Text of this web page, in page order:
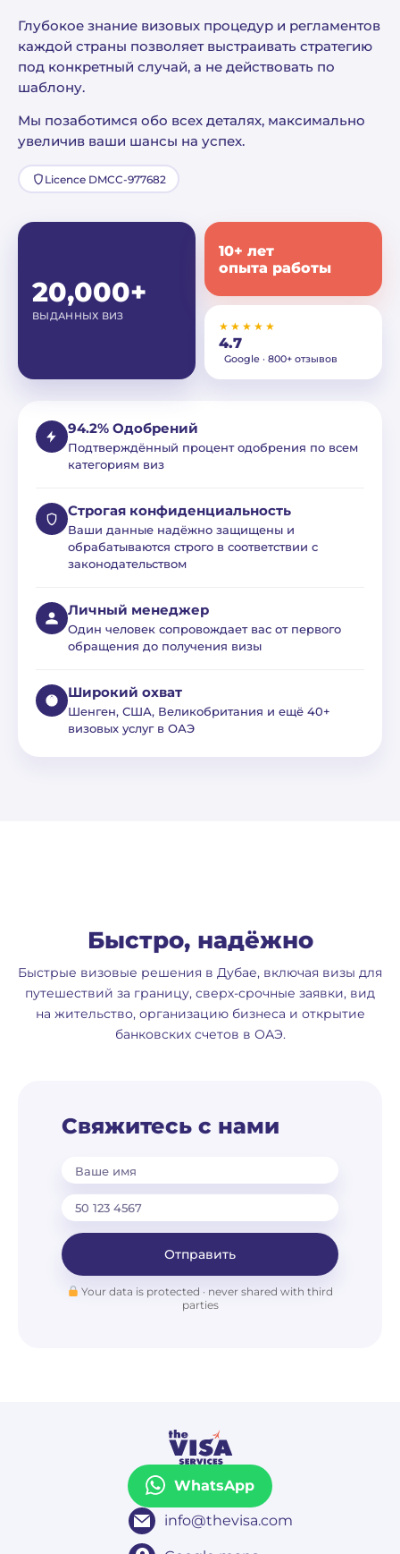
Глубокое знание визовых процедур и регламентов
каждой страны позволяет выстраивать стратегию
под конкретный случай, а не действовать по
шаблону.
Мы позаботимся обо всех деталях, максимально
увеличив ваши шансы на успех.
Licence DMCC-977682
20,000+
ВЫДАННЫХ ВИЗ
10+ лет
опыта работы
★★★★★
4.7
Google · 800+ отзывов
94.2% Одобрений
Подтверждённый процент одобрения по всем
категориям виз
Строгая конфиденциальность
Ваши данные надёжно защищены и
обрабатываются строго в соответствии с
законодательством
Личный менеджер
Один человек сопровождает вас от первого
обращения до получения визы
Широкий охват
Шенген, США, Великобритания и ещё 40+
визовых услуг в ОАЭ
Быстро, надёжно
Быстрые визовые решения в Дубае, включая визы для
путешествий за границу, сверх-срочные заявки, вид
на жительство, организацию бизнеса и открытие
банковских счетов в ОАЭ.
Свяжитесь с нами
Ваше имя
Отправить
Your data is protected · never shared with third
parties
WhatsApp
info@thevisa.com